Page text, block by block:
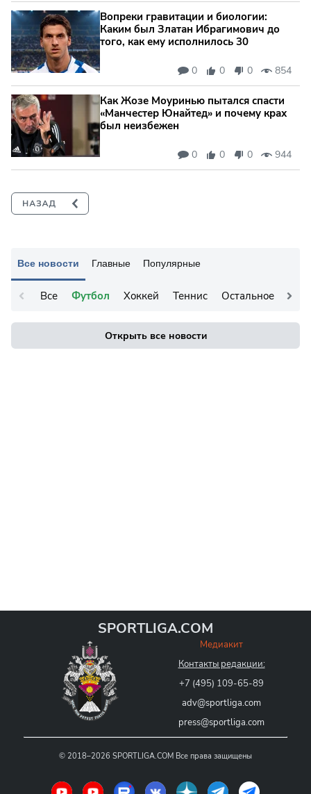
Все новости Главные Популярные
Все Футбол Хоккей Теннис Остальное
Открыть все новости
Вопреки гравитации и биологии:
Каким был Златан Ибрагимович до
того, как ему исполнилось 30
0 0 0 854
Как Жозе Моуринью пытался спасти
«Манчестер Юнайтед» и почему крах
был неизбежен
0 0 0 944
SPORTLIGA.COM
Медиакит
Контакты редакции:
+7 (495) 109-65-89
adv@sportliga.com
press@sportliga.com
© 2018–2026 SPORTLIGA.COM Все права защищены